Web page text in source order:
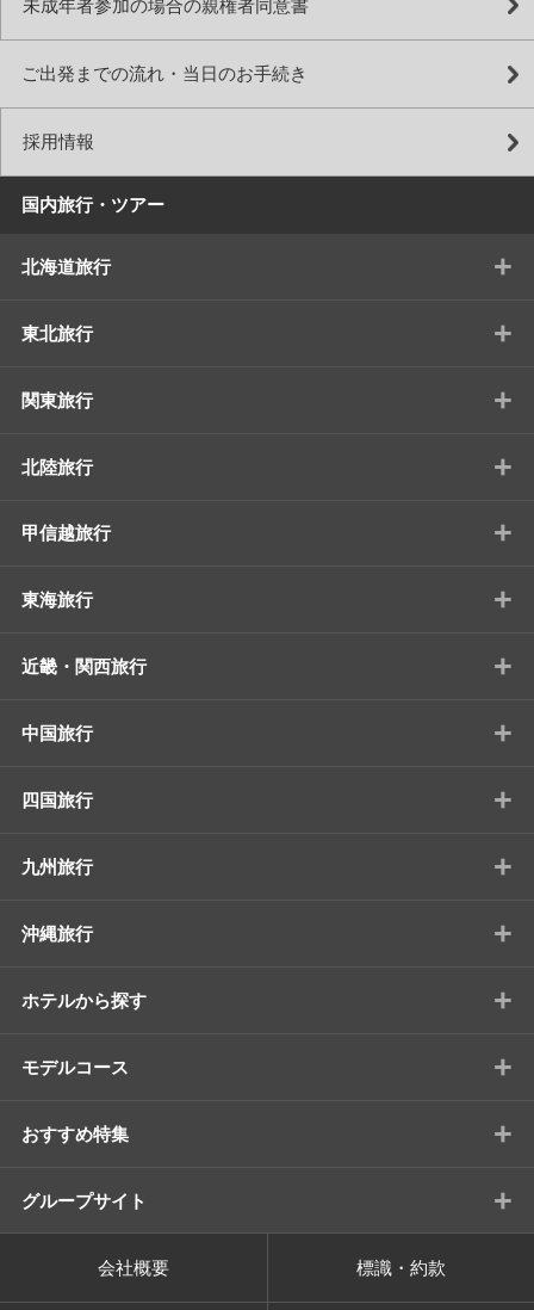
未成年者参加の場合の親権者同意書
ご出発までの流れ・当日のお手続き
採用情報
国内旅行・ツアー
北海道旅行 +
東北旅行 +
関東旅行 +
北陸旅行 +
甲信越旅行 +
東海旅行 +
近畿・関西旅行 +
中国旅行 +
四国旅行 +
九州旅行 +
沖縄旅行 +
ホテルから探す +
モデルコース +
おすすめ特集 +
グループサイト +
会社概要 標識・約款